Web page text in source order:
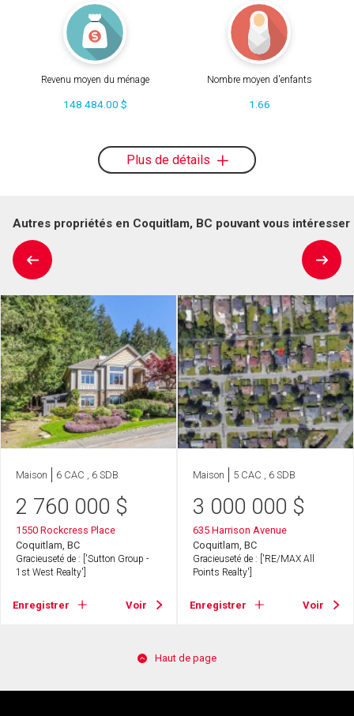
Revenu moyen du ménage
148 484.00 $
Nombre moyen d'enfants
1.66
Plus de détails
Autres propriétés en Coquitlam, BC pouvant vous intéresser
Maison 6 CAC , 6 SDB
2 760 000 $
1550 Rockcress Place
Coquitlam, BC
Gracieuseté de : ['Sutton Group -
1st West Realty']
Enregistrer Voir
Maison 5 CAC , 6 SDB
3 000 000 $
635 Harrison Avenue
Coquitlam, BC
Gracieuseté de : ['RE/MAX All
Points Realty']
Enregistrer Voir
Haut de page